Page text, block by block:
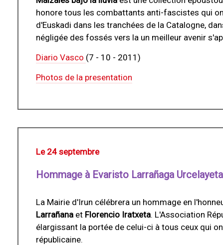
honore tous les combattants anti-fascistes qui
d'Euskadi dans les tranchées de la Catalogne,
négligée des fossés vers la un meilleur avenir
Diario Vasco (7 - 10 - 2011)
Photos de la presentation
Le 24 septembre
Hommage à Evaristo Larrañaga
La Mairie d'Irun célébrera un hommage en
Larrañana et Florencio Iratxeta. L'Association
élargissant la portée de celui-ci à tous ceux qui
républicaine.